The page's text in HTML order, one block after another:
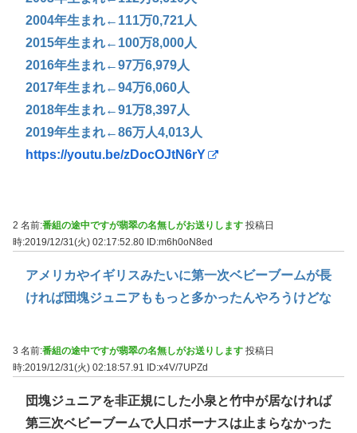
2004年生まれ←111万0,721人
2015年生まれ←100万8,000人
2016年生まれ←97万6,979人
2017年生まれ←94万6,060人
2018年生まれ←91万8,397人
2019年生まれ←86万人4,013人
https://youtu.be/zDocOJtN6rY
2 名前:番組の途中ですが翡翠の名無しがお送りします 投稿日
時:2019/12/31(火) 02:17:52.80 ID:m6h0oN8ed
アメリカやイギリスみたいに第一次ベビーブームが長
ければ団塊ジュニアももっと多かったんやろうけどな
3 名前:番組の途中ですが翡翠の名無しがお送りします 投稿日
時:2019/12/31(火) 02:18:57.91 ID:x4V/7UPZd
団塊ジュニアを非正規にした小泉と竹中が居なければ
第三次ベビーブームで人口ボーナスは止まらなかった